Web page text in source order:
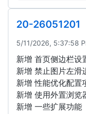
20-26051201
5/11/2026, 5:37:58
新增 首页侧边栏设
新增 禁止图片左滑
新增 性能优化配置
新增 使用外置浏览
新增 一些扩展功能